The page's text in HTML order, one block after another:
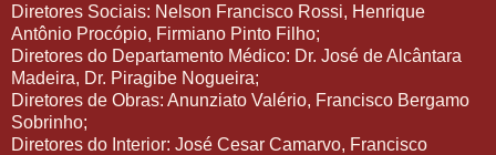
Diretores Sociais: Nelson Francisco Rossi, Henrique
Antônio Procópio, Firmiano Pinto Filho;
Diretores do Departamento Médico: Dr. José de Alcântara
Madeira, Dr. Piragibe Nogueira;
Diretores de Obras: Anunziato Valério, Francisco Bergamo
Sobrinho;
Diretores do Interior: José Cesar Camarvo, Francisco